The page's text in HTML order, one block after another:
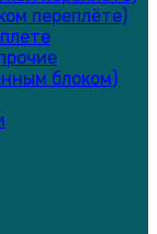
переплёте)
блоком)